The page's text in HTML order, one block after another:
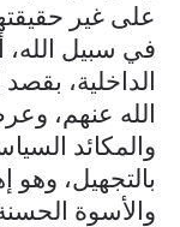
على غير
في سبيل الله،
الداخلية،
الله عنهم،
والمكائد
بالتجهيل، وهو
والأسوة